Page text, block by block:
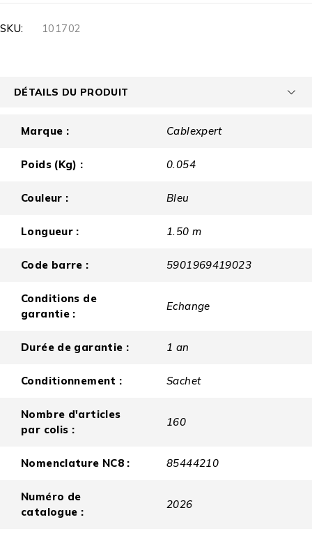
SKU: 101702
DÉTAILS DU PRODUIT
Marque : Cablexpert
Poids (Kg) : 0.054
Couleur : Bleu
Longueur : 1.50 m
Code barre : 5901969419023
Conditions de
garantie :
Echange
Durée de garantie : 1 an
Conditionnement : Sachet
Nombre d'articles
par colis :
160
Nomenclature NC8 : 85444210
Numéro de
catalogue :
2026